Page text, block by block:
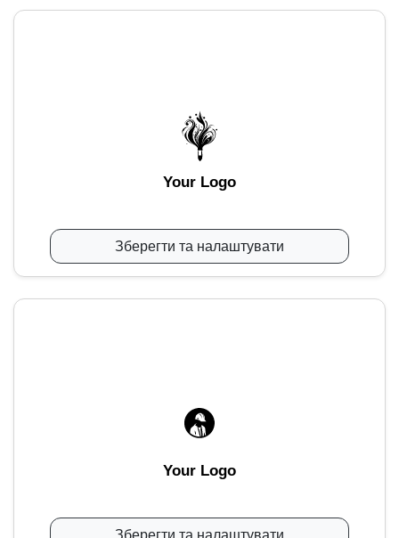
Your Logo
Зберегти та налаштувати
Your Logo
Зберегти та налаштувати